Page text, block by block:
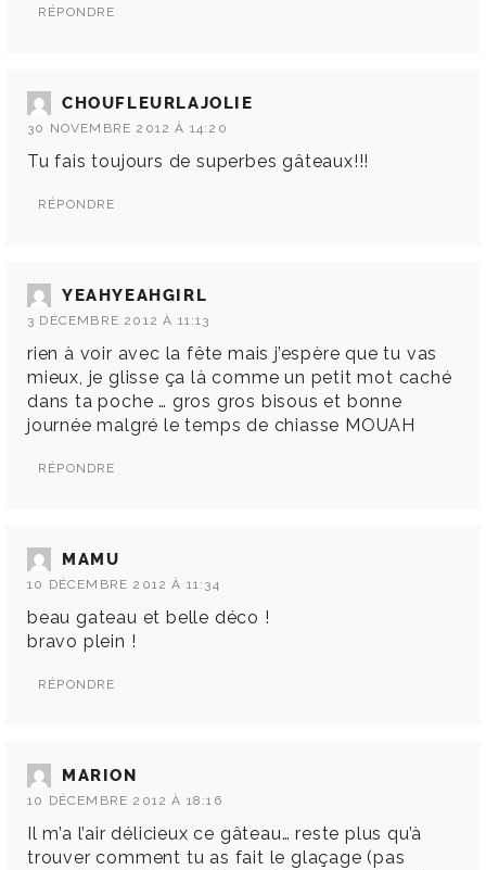
RÉPONDRE
CHOUFLEURLAJOLIE
30 NOVEMBRE 2012 À 14:20
Tu fais toujours de superbes gâteaux!!!
RÉPONDRE
YEAHYEAHGIRL
3 DÉCEMBRE 2012 À 11:13
rien à voir avec la fête mais j’espère que tu vas
mieux, je glisse ça là comme un petit mot caché
dans ta poche … gros gros bisous et bonne
journée malgré le temps de chiasse MOUAH
RÉPONDRE
MAMU
10 DÉCEMBRE 2012 À 11:34
beau gateau et belle déco !
bravo plein !
RÉPONDRE
MARION
10 DÉCEMBRE 2012 À 18:16
Il m’a l’air délicieux ce gâteau… reste plus qu’à
trouver comment tu as fait le glaçage (pas